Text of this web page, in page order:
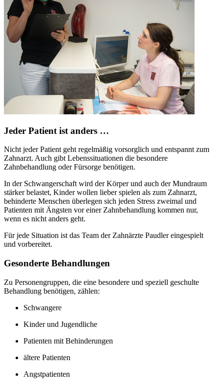
Jeder Patient ist anders …
Nicht jeder Patient geht regelmäßig vorsorglich und entspannt zum
Zahnarzt. Auch gibt Lebenssituationen die besondere
Zahnbehandlung oder Fürsorge benötigen.
In der Schwangerschaft wird der Körper und auch der Mundraum
stärker belastet, Kinder wollen lieber spielen als zum Zahnarzt,
behinderte Menschen überlegen sich jeden Stress zweimal und
Patienten mit Ängsten vor einer Zahnbehandlung kommen nur,
wenn es nicht anders geht.
Für jede Situation ist das Team der Zahnärzte Paudler eingespielt
und vorbereitet.
Gesonderte Behandlungen
Zu Personengruppen, die eine besondere und speziell geschulte
Behandlung benötigen, zählen:
Schwangere
Kinder und Jugendliche
Patienten mit Behinderungen
ältere Patienten
Angstpatienten